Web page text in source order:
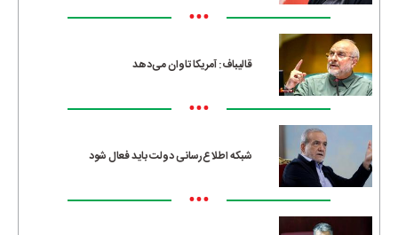
•••
قالیباف: آمریکا تاوان می‌دهد
•••
شبکه اطلاع‌رسانی دولت باید فعال شود
•••